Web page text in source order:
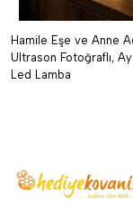
Hamile Eşe ve Anne
Ultrason Fotoğraflı, Ay
Led Lamba